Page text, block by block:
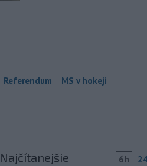
Referendum MS v hokeji
Najčítanejšie 6h